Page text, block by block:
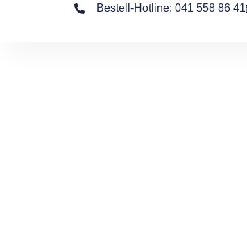
Bestell-Hotline: 041 558 86 41